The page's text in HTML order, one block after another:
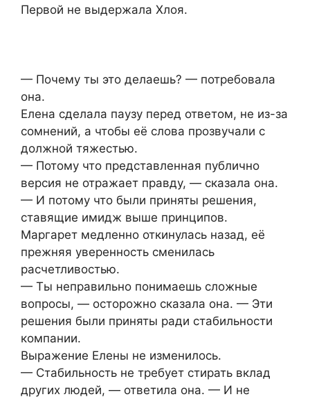
Первой не выдержала Хлоя.
— Почему ты это делаешь? — потребовала
она.
Елена сделала паузу перед ответом, не из-за
сомнений, а чтобы её слова прозвучали с
должной тяжестью.
— Потому что представленная публично
версия не отражает правду, — сказала она.
— И потому что были приняты решения,
ставящие имидж выше принципов.
Маргарет медленно откинулась назад, её
прежняя уверенность сменилась
расчетливостью.
— Ты неправильно понимаешь сложные
вопросы, — осторожно сказала она. — Эти
решения были приняты ради стабильности
компании.
Выражение Елены не изменилось.
— Стабильность не требует стирать вклад
других людей, — ответила она. — И не